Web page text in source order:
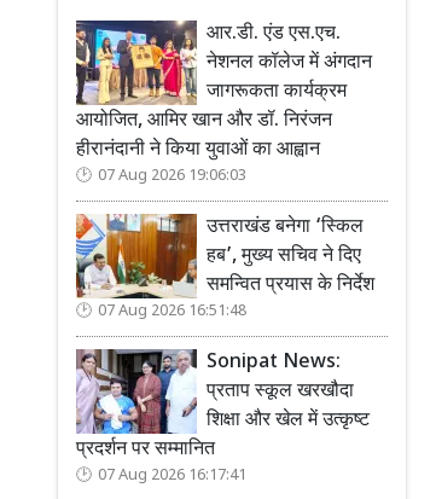
आर.डी. एंड एस.एच.
नेशनल कॉलेज में अंगदान
जागरूकता कार्यक्रम
आयोजित, आमिर खान और डॉ. निरंजन
हीरानंदानी ने किया युवाओं का आह्वान
07 Aug 2026 19:06:03
उत्तराखंड बनेगा ‘स्किल
हब’, मुख्य सचिव ने दिए
समन्वित प्रयास के निर्देश
07 Aug 2026 16:51:48
Sonipat News:
प्रताप स्कूल खरखौदा
शिक्षा और खेल में उत्कृष्ट
प्रदर्शन पर सम्मानित
07 Aug 2026 16:17:41